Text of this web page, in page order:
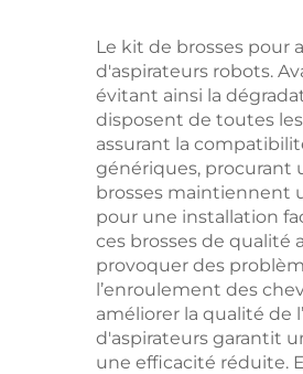
Accessoire
Aspirateur
X50
Le kit de brosses pour
d'aspirateurs robots.
évitant ainsi la
disposent de toutes
assurant la
génériques, procurant
brosses maintiennent
pour une installation
ces brosses de
provoquer des
l’enroulement des
améliorer la qualité de
d'aspirateurs garantit
une efficacité réduite.